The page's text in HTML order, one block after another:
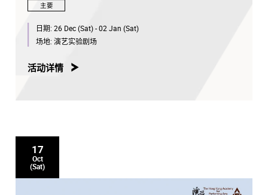
主要
日期: 26 Dec (Sat) - 02 Jan (Sat)
场地: 演艺实验剧场
活动详情
17
Oct
(Sat)